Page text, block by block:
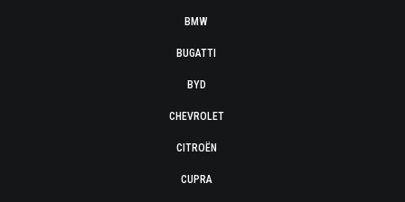
BMW
BUGATTI
BYD
CHEVROLET
CITROËN
CUPRA